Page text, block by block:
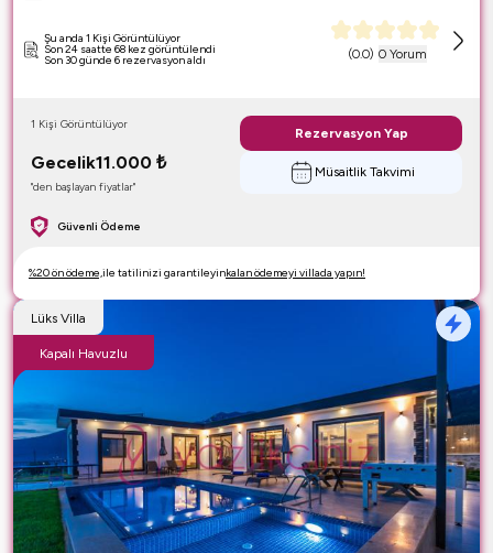
(0.0) 0 Yorum
Şu anda 1 Kişi Görüntülüyor
Son 24 saatte 68 kez görüntülendi
Son 30 günde 6 rezervasyon aldı
Güvenli Ödeme
Gecelik11.000 ₺
"den başlayan fiyatlar"
1 Kişi Görüntülüyor
Rezervasyon Yap
Müsaitlik Takvimi
%20 ön ödeme,ile tatilinizi garantileyinkalan ödemeyi villada yapın!
Lüks Villa
Kapalı Havuzlu